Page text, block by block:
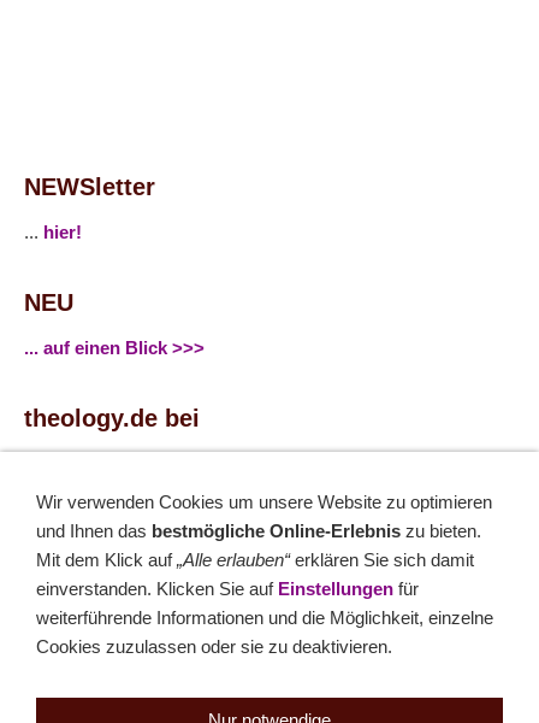
NEWSletter
... hier!
NEU
... auf einen Blick >>>
theology.de bei
... Twitter
Monatsrätsel
Rätseln & Gewinnen!
Wir verwenden Cookies um unsere Website zu optimieren
und Ihnen das bestmögliche Online-Erlebnis zu bieten.
Mit dem Klick auf„Alle erlauben“erklären Sie sich damit
einverstanden. Klicken Sie auf Einstellungen für
weiterführende Informationen und die Möglichkeit, einzelne
Cookies zuzulassen oder sie zu deaktivieren.